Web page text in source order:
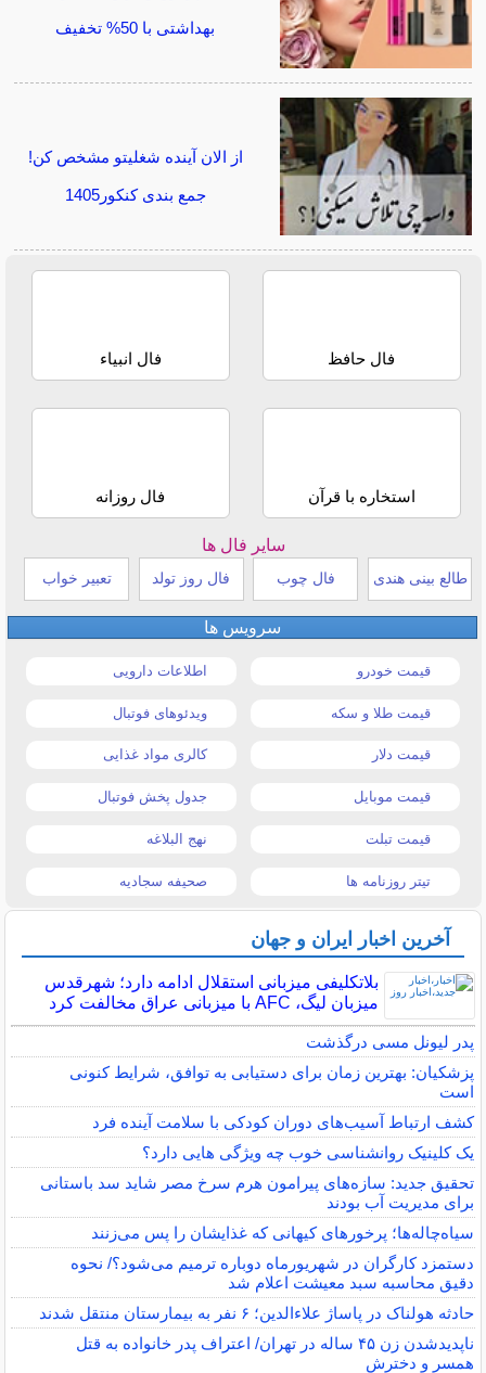
بهداشتی با 50% تخفیف
از الان آینده شغلیتو مشخص کن!
جمع بندی کنکور1405
فال حافظ فال انبیاء
استخاره با قرآن فال روزانه
سایر فال ها
طالع بینی هندی فال چوب فال روز تولد تعبیر خواب
سرویس ها
قیمت خودرو اطلاعات دارویی
قیمت طلا و سکه ویدئوهای فوتبال
قیمت دلار کالری مواد غذایی
قیمت موبایل جدول پخش فوتبال
قیمت تبلت نهج البلاغه
تیتر روزنامه ها صحیفه سجادیه
آخرین اخبار ایران و جهان
بلاتکلیفی میزبانی استقلال ادامه دارد؛ شهرقدس
میزبان لیگ، AFC با میزبانی عراق مخالفت کرد
پدر لیونل مسی درگذشت
پزشکیان: بهترین زمان برای دستیابی به توافق، شرایط کنونی
است
کشف ارتباط آسیب‌های دوران کودکی با سلامت آینده فرد
یک کلینیک روانشناسی خوب چه ویژگی هایی دارد؟
تحقیق جدید: سازه‌های پیرامون هرم سرخ مصر شاید سد باستانی
برای مدیریت آب بودند
سیاه‌چاله‌ها؛ پرخورهای کیهانی که غذایشان را پس می‌زنند
دستمزد کارگران در شهریورماه دوباره ترمیم می‌شود؟/ نحوه
دقیق محاسبه سبد معیشت اعلام شد
حادثه هولناک در پاساژ علاءالدین؛ ۶ نفر به بیمارستان منتقل شدند
ناپدیدشدن زن ۴۵ ساله در تهران/ اعتراف پدر خانواده به قتل
همسر و دخترش